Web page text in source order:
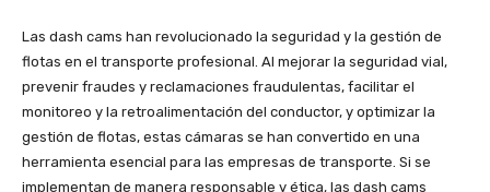
Las dash cams han revolucionado la seguridad y la gestión de
flotas en el transporte profesional. Al mejorar la seguridad vial,
prevenir fraudes y reclamaciones fraudulentas, facilitar el
monitoreo y la retroalimentación del conductor, y optimizar la
gestión de flotas, estas cámaras se han convertido en una
herramienta esencial para las empresas de transporte. Si se
implementan de manera responsable y ética, las dash cams